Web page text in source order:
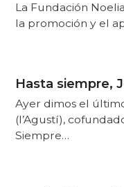
La Fundación
la promoción y el
Hasta siempre,
Ayer dimos el
(l’Agustí),
Siempre…